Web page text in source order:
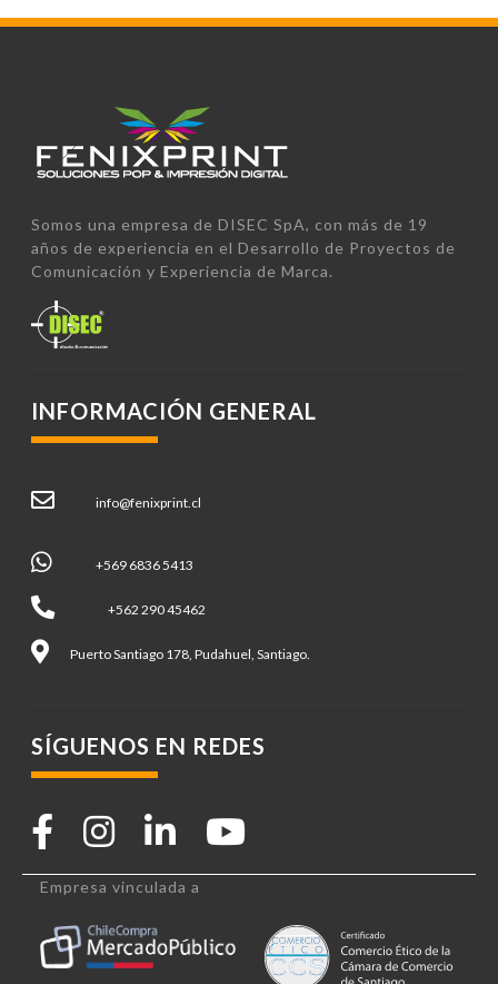
Somos una empresa de DISEC SpA, con más de 19
años de experiencia en el Desarrollo de Proyectos de
Comunicación y Experiencia de Marca.
INFORMACIÓN GENERAL
info@fenixprint.cl
+569 6836 5413
+562 290 45462
Puerto Santiago 178, Pudahuel, Santiago.
SÍGUENOS EN REDES
Empresa vinculada a